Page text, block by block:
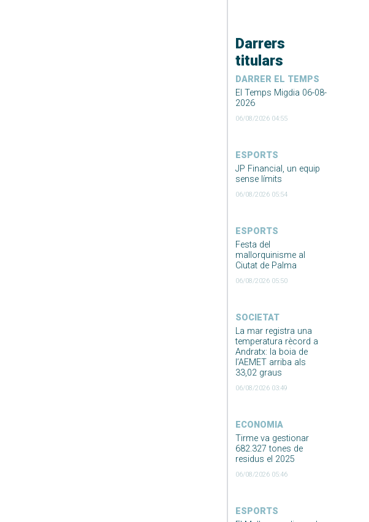
Darrers
titulars
DARRER EL TEMPS
El Temps Migdia 06-08-
2026
06/08/2026 04:55
ESPORTS
JP Financial, un equip
sense límits
06/08/2026 05:54
ESPORTS
Festa del
mallorquinisme al
Ciutat de Palma
06/08/2026 05:50
SOCIETAT
La mar registra una
temperatura rècord a
Andratx: la boia de
l’AEMET arriba als
33,02 graus
06/08/2026 03:49
ECONOMIA
Tirme va gestionar
682.327 tones de
residus el 2025
06/08/2026 05:46
ESPORTS